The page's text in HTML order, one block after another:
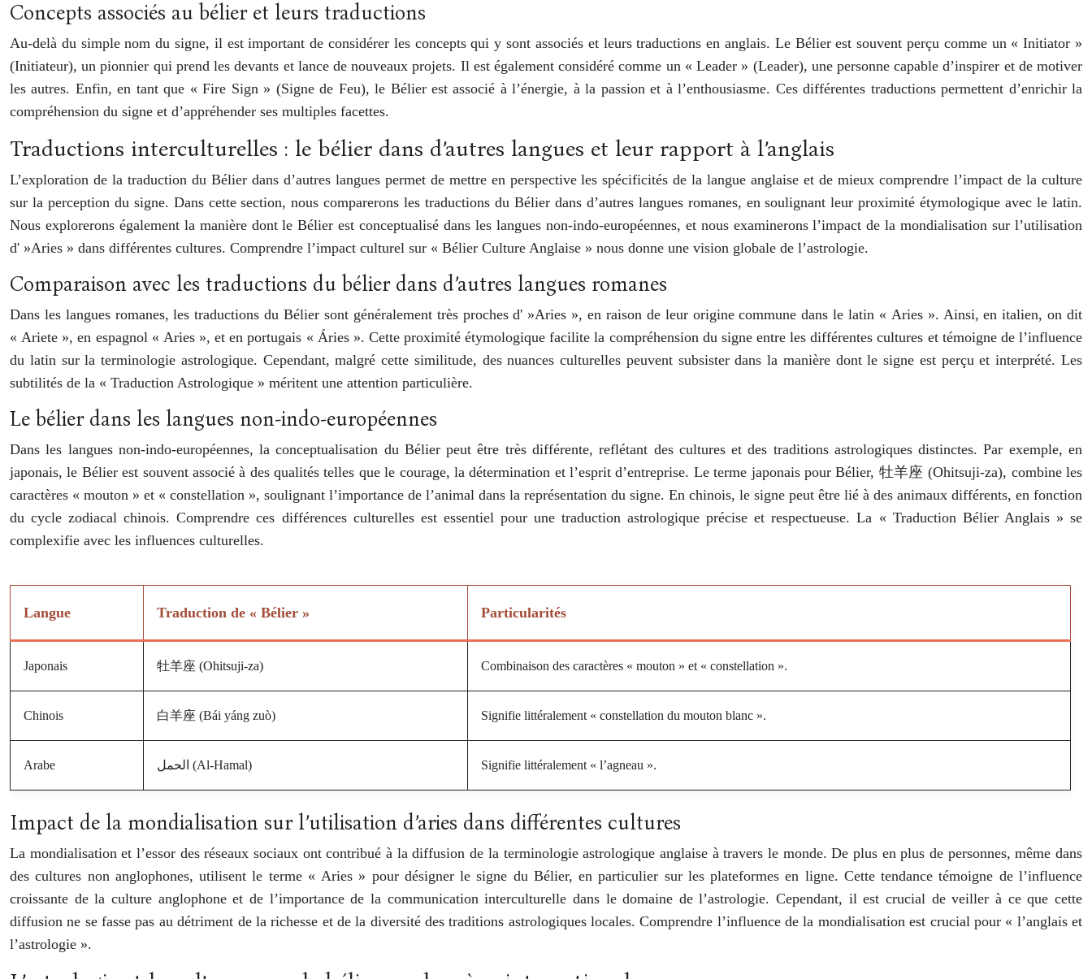
Concepts associés au bélier et leurs traductions
Au-delà du simple nom du signe, il est important de considérer les concepts qui y sont associés et leurs traductions en anglais. Le Bélier est souvent perçu comme un « Initiator »
(Initiateur), un pionnier qui prend les devants et lance de nouveaux projets. Il est également considéré comme un « Leader » (Leader), une personne capable d’inspirer et de motiver
les autres. Enfin, en tant que « Fire Sign » (Signe de Feu), le Bélier est associé à l’énergie, à la passion et à l’enthousiasme. Ces différentes traductions permettent d’enrichir la
compréhension du signe et d’appréhender ses multiples facettes.
Traductions interculturelles : le bélier dans d’autres langues et leur rapport à l’anglais
L’exploration de la traduction du Bélier dans d’autres langues permet de mettre en perspective les spécificités de la langue anglaise et de mieux comprendre l’impact de la culture
sur la perception du signe. Dans cette section, nous comparerons les traductions du Bélier dans d’autres langues romanes, en soulignant leur proximité étymologique avec le latin.
Nous explorerons également la manière dont le Bélier est conceptualisé dans les langues non-indo-européennes, et nous examinerons l’impact de la mondialisation sur l’utilisation
d' »Aries » dans différentes cultures. Comprendre l’impact culturel sur « Bélier Culture Anglaise » nous donne une vision globale de l’astrologie.
Comparaison avec les traductions du bélier dans d’autres langues romanes
Dans les langues romanes, les traductions du Bélier sont généralement très proches d' »Aries », en raison de leur origine commune dans le latin « Aries ». Ainsi, en italien, on dit
« Ariete », en espagnol « Aries », et en portugais « Áries ». Cette proximité étymologique facilite la compréhension du signe entre les différentes cultures et témoigne de l’influence
du latin sur la terminologie astrologique. Cependant, malgré cette similitude, des nuances culturelles peuvent subsister dans la manière dont le signe est perçu et interprété. Les
subtilités de la « Traduction Astrologique » méritent une attention particulière.
Le bélier dans les langues non-indo-européennes
Dans les langues non-indo-européennes, la conceptualisation du Bélier peut être très différente, reflétant des cultures et des traditions astrologiques distinctes. Par exemple, en
japonais, le Bélier est souvent associé à des qualités telles que le courage, la détermination et l’esprit d’entreprise. Le terme japonais pour Bélier, 牡羊座 (Ohitsuji-za), combine les
caractères « mouton » et « constellation », soulignant l’importance de l’animal dans la représentation du signe. En chinois, le signe peut être lié à des animaux différents, en fonction
du cycle zodiacal chinois. Comprendre ces différences culturelles est essentiel pour une traduction astrologique précise et respectueuse. La « Traduction Bélier Anglais » se
complexifie avec les influences culturelles.
Langue Traduction de « Bélier » Particularités
Japonais 牡羊座 (Ohitsuji-za) Combinaison des caractères « mouton » et « constellation ».
Chinois 白羊座 (Bái yáng zuò) Signifie littéralement « constellation du mouton blanc ».
Arabe الحمل (Al-Hamal) Signifie littéralement « l’agneau ».
Impact de la mondialisation sur l’utilisation d’aries dans différentes cultures
La mondialisation et l’essor des réseaux sociaux ont contribué à la diffusion de la terminologie astrologique anglaise à travers le monde. De plus en plus de personnes, même dans
des cultures non anglophones, utilisent le terme « Aries » pour désigner le signe du Bélier, en particulier sur les plateformes en ligne. Cette tendance témoigne de l’influence
croissante de la culture anglophone et de l’importance de la communication interculturelle dans le domaine de l’astrologie. Cependant, il est crucial de veiller à ce que cette
diffusion ne se fasse pas au détriment de la richesse et de la diversité des traditions astrologiques locales. Comprendre l’influence de la mondialisation est crucial pour « l’anglais et
l’astrologie ».